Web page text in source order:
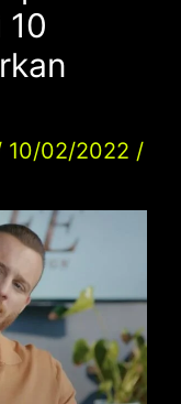
10/02/2022 /